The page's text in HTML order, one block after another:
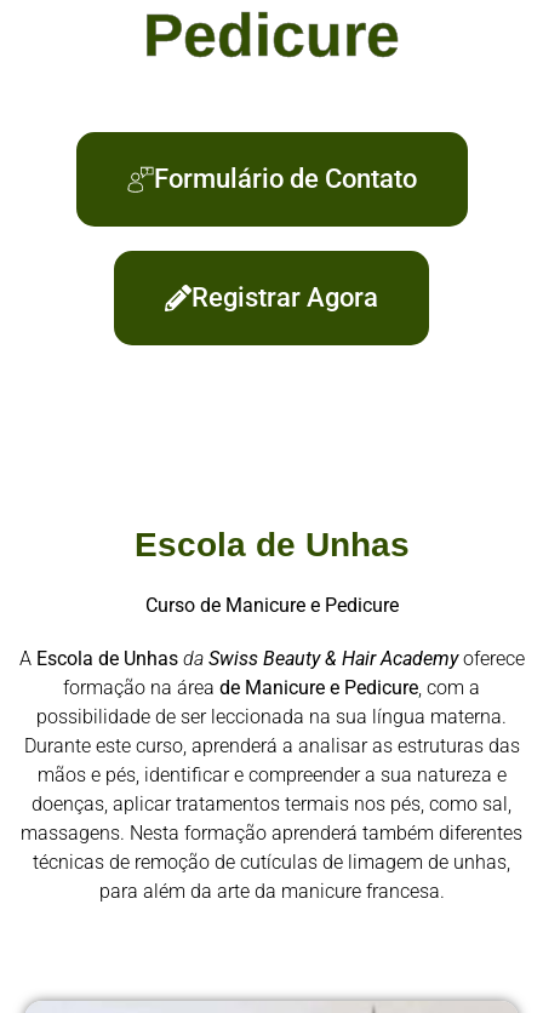
Pedicure
Formulário de Contato
Registrar Agora
Escola de Unhas
Curso de Manicure e Pedicure
A Escola de Unhasda Swiss Beauty & Hair Academyoferece
formação na área de Manicure e Pedicure, com a
possibilidade de ser leccionada na sua língua materna.
Durante este curso, aprenderá a analisar as estruturas das
mãos e pés, identificar e compreender a sua natureza e
doenças, aplicar tratamentos termais nos pés, como sal,
massagens. Nesta formação aprenderá também diferentes
técnicas de remoção de cutículas de limagem de unhas,
para além da arte da manicure francesa.